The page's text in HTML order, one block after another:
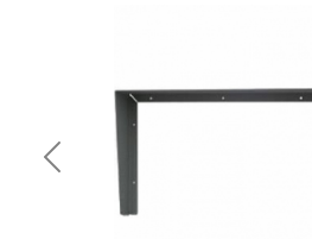
Předchozí